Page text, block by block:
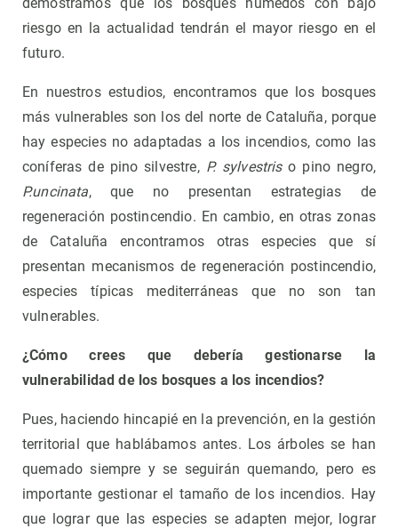
riesgo en la actualidad tendrán el mayor riesgo en el
futuro.
En nuestros estudios, encontramos que los bosques
más vulnerables son los del norte de Cataluña, porque
hay especies no adaptadas a los incendios, como las
coníferas de pino silvestre, P. sylvestriso pino negro,
P.uncinata, que no presentan estrategias de
regeneración postincendio. En cambio, en otras zonas
de Cataluña encontramos otras especies que sí
presentan mecanismos de regeneración postincendio,
especies típicas mediterráneas que no son tan
vulnerables.
¿Cómo crees que debería gestionarse la
vulnerabilidad de los bosques a los incendios?
Pues, haciendo hincapié en la prevención, en la gestión
territorial que hablábamos antes. Los árboles se han
quemado siempre y se seguirán quemando, pero es
importante gestionar el tamaño de los incendios. Hay
que lograr que las especies se adapten mejor, lograr